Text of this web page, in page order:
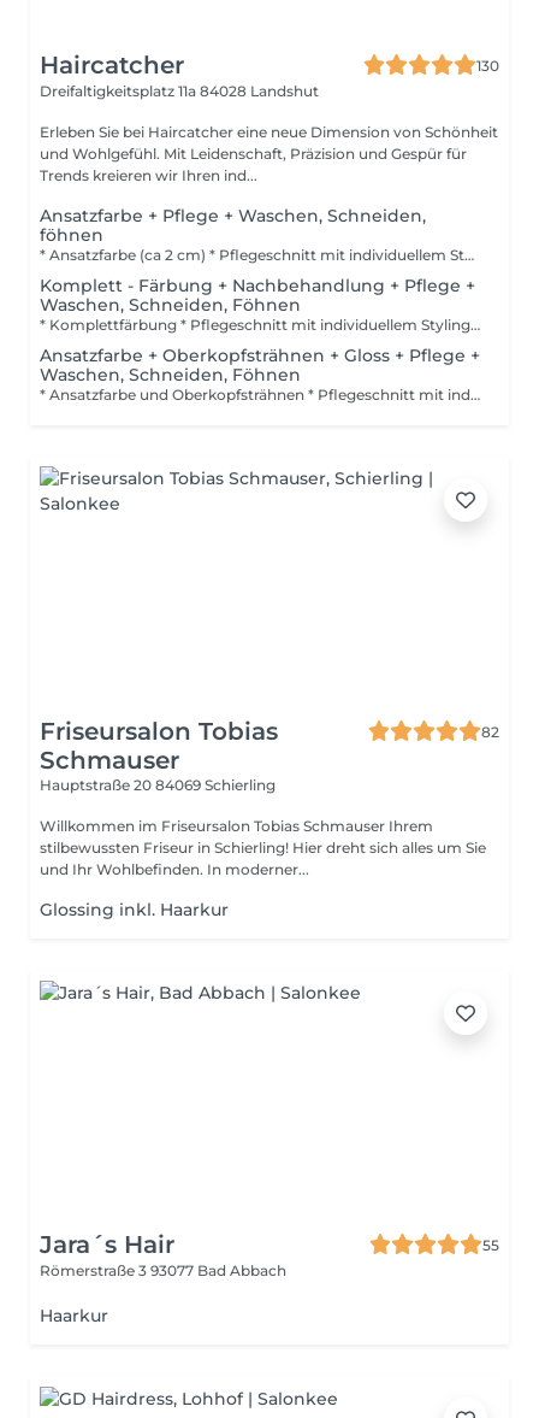
Haircatcher
130
Dreifaltigkeitsplatz 11a 84028 Landshut
Erleben Sie bei Haircatcher eine neue Dimension von Schönheit
und Wohlgefühl. Mit Leidenschaft, Präzision und Gespür für
Trends kreieren wir Ihren ind...
Ansatzfarbe + Pflege + Waschen, Schneiden,
föhnen
* Ansatzfarbe (ca 2 cm) * Pflegeschnitt mit individuellem Styling * Relax-Haarwäsche
Komplett - Färbung + Nachbehandlung + Pflege +
Waschen, Schneiden, Föhnen
* Komplettfärbung * Pflegeschnitt mit individuellem Styling * Relax-Haarwäsche * Farbnachbehandlung
Ansatzfarbe + Oberkopfsträhnen + Gloss + Pflege +
Waschen, Schneiden, Föhnen
* Ansatzfarbe und Oberkopfsträhnen * Pflegeschnitt mit individuellem Styling * Relax-Haarwäsche * Gloss zur Farbveredelung
Friseursalon Tobias
Schmauser
82
Hauptstraße 20 84069 Schierling
Willkommen im Friseursalon Tobias Schmauser Ihrem
stilbewussten Friseur in Schierling! Hier dreht sich alles um Sie
und Ihr Wohlbefinden. In moderner...
Glossing inkl. Haarkur
Jara´s Hair
55
Römerstraße 3 93077 Bad Abbach
Haarkur